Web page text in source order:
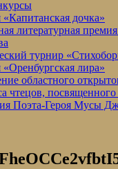
дочка»
литературная
турнир
лира»
областного
чтецов,
Поэта-Героя Мусы